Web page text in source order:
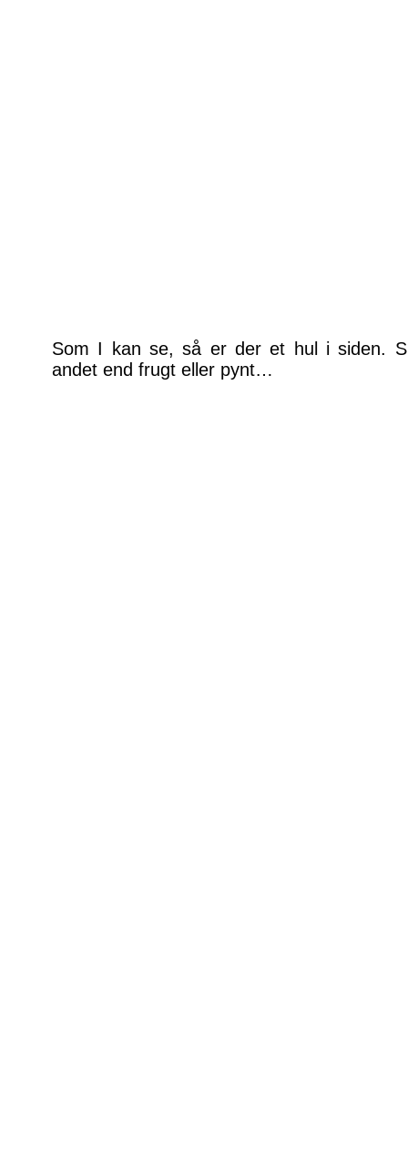
Som I kan se, så er der et hul i siden.
andet end frugt eller pynt…